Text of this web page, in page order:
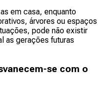
em casa, enquanto
árvores ou espaços
pode não existir
as gerações futuras
se com o